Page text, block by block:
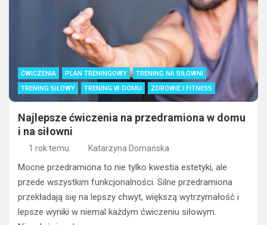
ĆWICZENIA PLAN TRENINGOWY
TRENING NA SIŁOWNI
TRENING SIŁOWY
TRENING W DOMU ZDROWIE I FITNESS
Najlepsze ćwiczenia na przedramiona w domu
i na siłowni
1 rok temu Katarzyna Domańska
Mocne przedramiona to nie tylko kwestia estetyki, ale
przede wszystkim funkcjonalności. Silne przedramiona
przekładają się na lepszy chwyt, większą wytrzymałość i
lepsze wyniki w niemal każdym ćwiczeniu siłowym.